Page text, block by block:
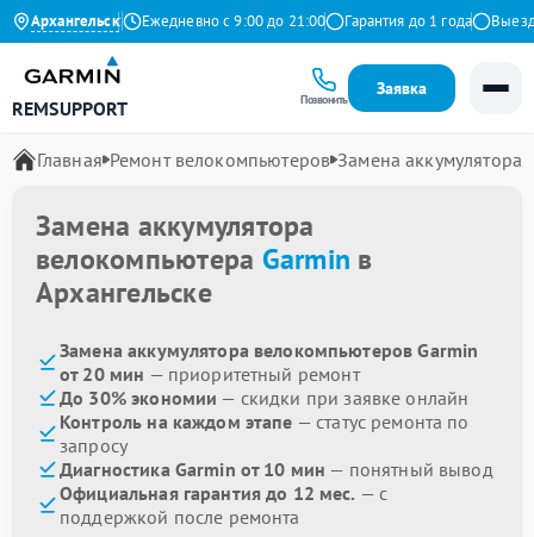
Архангельск
4.9 на Яндекс Ежедневно с 9:00 до 21:00 Гарантия до 1 года Выезд
REMSUPPORT Позвонить
Заявка
Главная Ремонт велокомпьютеров Замена аккумулятора
Замена аккумулятора
велокомпьютера Garmin в
Архангельске
Замена аккумулятора велокомпьютеров Garmin
от 20 мин — приоритетный ремонт
До 30% экономии — скидки при заявке онлайн
Контроль на каждом этапе — статус ремонта по
запросу
Диагностика Garmin от 10 мин — понятный вывод
Официальная гарантия до 12 мес. — с
поддержкой после ремонта